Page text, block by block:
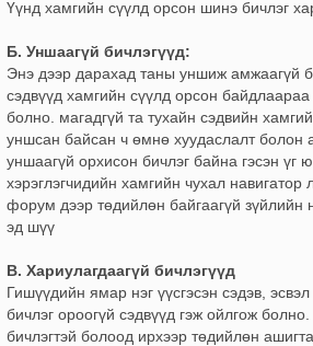
Үүнд хамгийн сүүлд орсон шинэ бичлэг
Б. Уншаагүй бичлэгүүд:
Энэ дээр дарахад таны уншиж амжаагүй
сэдвүүд хамгийн сүүлд орсон байдлаараа
болно. магадгүй та тухайн сэдвийн
уншсан байсан ч өмнө хуудаслалт болон
уншаагүй орхисон бичлэг байна гэсэн үг
хэрэглэгчидийн хамгийн чухал навигатор
форум дээр төдийлөн байгаагүй зүйлийн
эд шүү
В. Хариулагдаагүй бичлэгүүд
Гишүүдийн ямар нэг үүсгэсэн сэдэв,
бичлэг ороогүй сэдвүүд гэж ойлгож
бичлэгтэй болоод ирхээр төдийлөн